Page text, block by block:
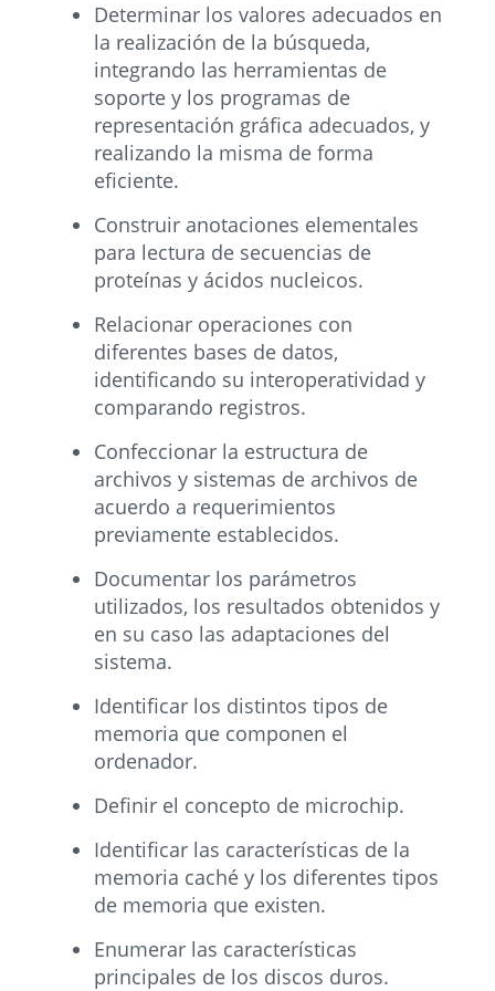
Determinar los valores adecuados en
la realización de la búsqueda,
integrando las herramientas de
soporte y los programas de
representación gráfica adecuados, y
realizando la misma de forma
eficiente.
Construir anotaciones elementales
para lectura de secuencias de
proteínas y ácidos nucleicos.
Relacionar operaciones con
diferentes bases de datos,
identificando su interoperatividad y
comparando registros.
Confeccionar la estructura de
archivos y sistemas de archivos de
acuerdo a requerimientos
previamente establecidos.
Documentar los parámetros
utilizados, los resultados obtenidos y
en su caso las adaptaciones del
sistema.
Identificar los distintos tipos de
memoria que componen el
ordenador.
Definir el concepto de microchip.
Identificar las características de la
memoria caché y los diferentes tipos
de memoria que existen.
Enumerar las características
principales de los discos duros.